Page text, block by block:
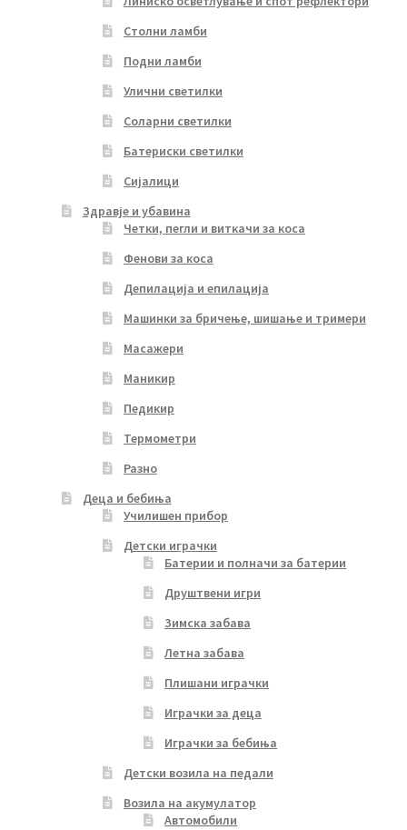
Столни ламби
Подни ламби
Улични светилки
Соларни светилки
Батериски светилки
Сијалици
Здравје и убавина
Четки, пегли и виткачи за коса
Фенови за коса
Депилација и епилација
Машинки за бричење, шишање и тримери
Масажери
Маникир
Педикир
Термометри
Разно
Деца и бебиња
Училишен прибор
Детски играчки
Батерии и полначи за батерии
Друштвени игри
Зимска забава
Летна забава
Плишани играчки
Играчки за деца
Играчки за бебиња
Детски возила на педали
Возила на акумулатор
Автомобили